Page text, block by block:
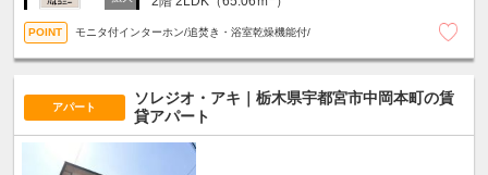
モニタ付インターホン/追焚き・浴室乾燥機能付/
アパート
ソレジオ・アキ｜栃木県宇都宮市中岡本町の賃
貸アパート